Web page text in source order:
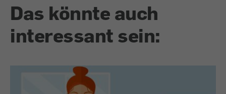
Das könnte auch
interessant sein: